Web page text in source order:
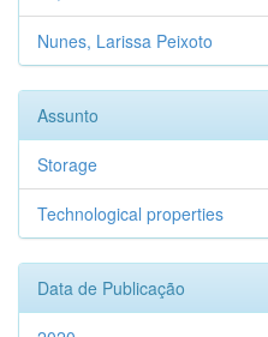
Nunes, Larissa Peixoto
Assunto
Storage
Technological properties
Data de Publicação